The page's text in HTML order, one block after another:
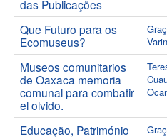
das Publicações
Que Futuro para os
Ecomuseus?
Museos comunitarios
de Oaxaca memoria
comunal para combatir
el olvido.
Educação, Património